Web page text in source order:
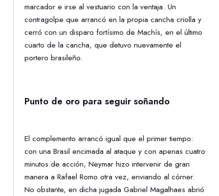
marcador e irse al vestuario con la ventaja. Un
contragolpe que arrancó en la propia cancha criolla y
cerró con un disparo fortísimo de Machís, en el último
cuarto de la cancha, que detuvo nuevamente el
portero brasileño.
Punto de oro para seguir soñando
El complemento arrancó igual que el primer tiempo:
con una Brasil encimada al ataque y con apenas cuatro
minutos de acción, Neymar hizo intervenir de gran
manera a Rafael Romo otra vez, enviando al córner.
No obstante, en dicha jugada Gabriel Magalhaes abrió